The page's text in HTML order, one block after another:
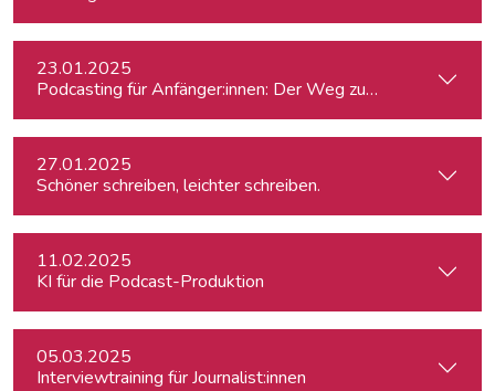
23.01.2025
Podcasting für Anfänger:innen: Der Weg zum eigenen
27.01.2025
Schöner schreiben, leichter schreiben.
11.02.2025
KI für die Podcast-Produktion
05.03.2025
Interviewtraining für Journalist:innen